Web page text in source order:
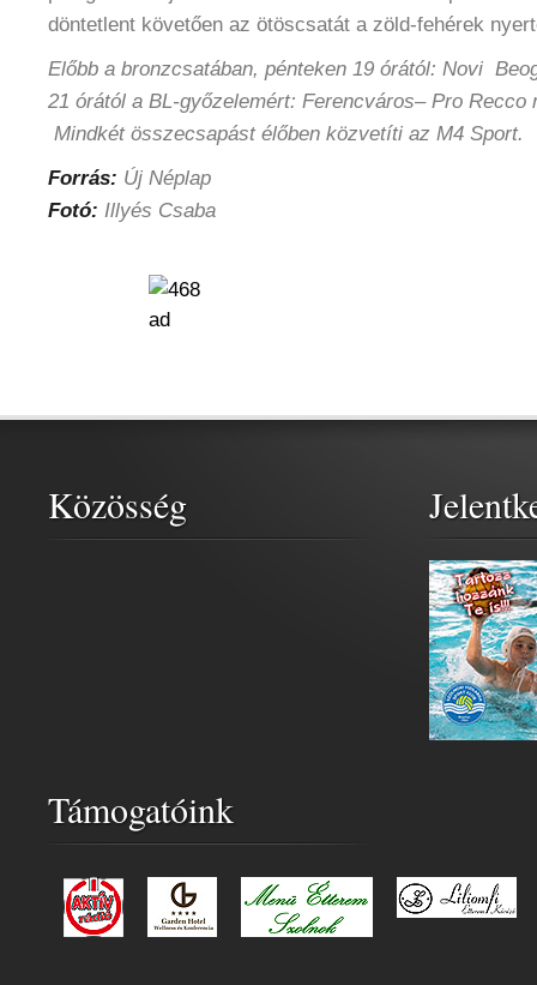
döntetlent követően az ötöscsatát a zöld-fehérek
Előbb a bronzcsatában, pénteken 19 órától: Novi
21 órától a BL-győzelemért: Ferencváros– Pro Recco
Mindkét összecsapást élőben közvetíti az M4 Sport.
Forrás: Új Néplap
Fotó: Illyés Csaba
Közösség
Támogatóink